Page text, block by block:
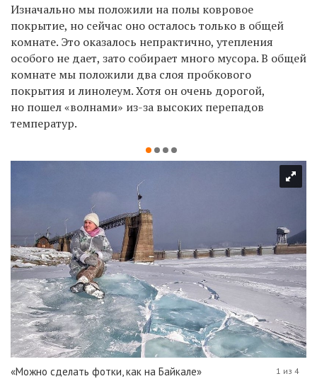
Изначально мы положили на полы ковровое
покрытие, но сейчас оно осталось только в общей
комнате. Это оказалось непрактично, утепления
особого не дает, зато собирает много мусора. В общей
комнате мы положили два слоя пробкового
покрытия и линолеум. Хотя он очень дорогой,
но пошел «волнами» из-за высоких перепадов
температур.
«Можно сделать фотки, как на Байкале» 1 из 4